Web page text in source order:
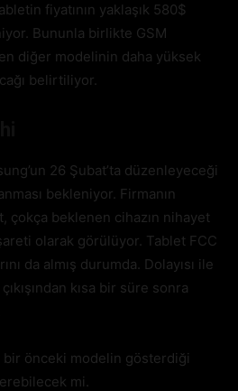
fiyatının yaklaşık 580$
Bununla birlikte GSM
diğer modelinin daha yüksek
belirtiliyor.
26 Şubat’ta düzenleyeceği
bekleniyor. Firmanın
çokça beklenen cihazın nihayet
olarak görülüyor. Tablet FCC
da almış durumda. Dolayısı ile
kısa bir süre sonra
bir önceki modelin gösterdiği
mi.